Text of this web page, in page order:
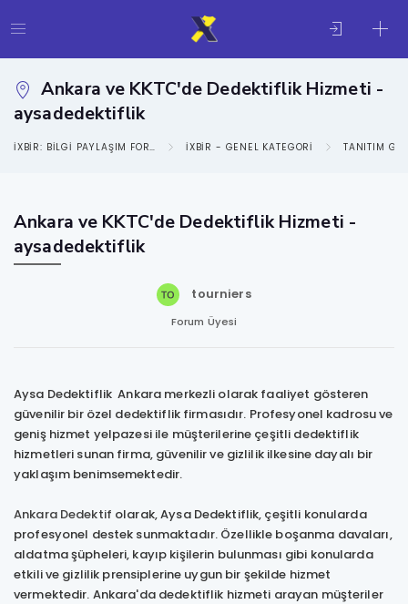
Ankara ve KKTC'de Dedektiflik Hizmeti -
aysadedektiflik
IXBIR: BILGI PAYLAŞIM FORUMU IXBIR - GENEL KATEGORI TANITIM
Ankara ve KKTC'de Dedektiflik Hizmeti -
aysadedektiflik
tourniers
Forum Üyesi
Aysa Dedektiflik Ankara merkezli olarak faaliyet gösteren
güvenilir bir özel dedektiflik firmasıdır. Profesyonel kadrosu ve
geniş hizmet yelpazesi ile müşterilerine çeşitli dedektiflik
hizmetleri sunan firma, güvenilir ve gizlilik ilkesine dayalı bir
yaklaşım benimsemektedir.
Ankara Dedektif olarak, Aysa Dedektiflik, çeşitli konularda
profesyonel destek sunmaktadır. Özellikle boşanma davaları,
aldatma şüpheleri, kayıp kişilerin bulunması gibi konularda
etkili ve gizlilik prensiplerine uygun bir şekilde hizmet
vermektedir. Ankara'da dedektiflik hizmeti arayan müşteriler